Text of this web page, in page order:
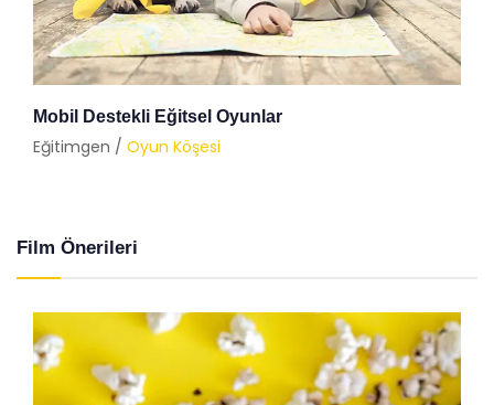
Mobil Destekli Eğitsel Oyunlar
Eğitimgen / Oyun Köşesi
Film Önerileri